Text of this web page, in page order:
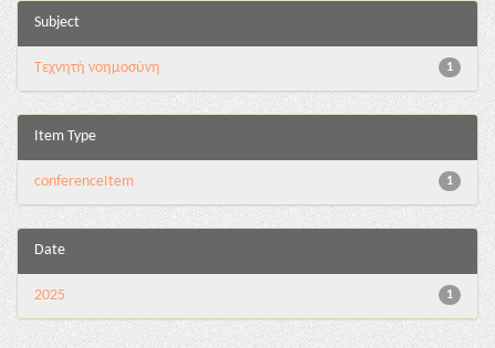
Subject
1
Τεχνητή νοημοσύνη
Item Type
1
conferenceItem
Date
1
2025